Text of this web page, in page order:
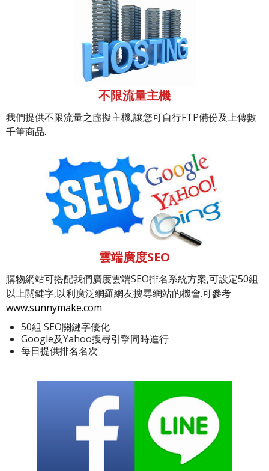
不限流量主機
我們提供不限流量之虛擬主機,讓您可自行FTP備份及上傳數
千筆商品.
雲端廣度SEO
購物網站可搭配我們廣度雲端SEO排名系統方案,可設定50組
以上關鍵字,以利廣泛網羅網友搜尋網站的機會.可參考
www.sunnymake.com
50組 SEO關鍵字優化
Google及Yahoo搜尋引擎同時進行
每日提供排名名次